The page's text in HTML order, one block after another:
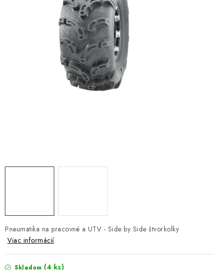
KRYTY PODVOZKU
NÁVLEKY TLMIČOV
NAVIJAKY COME UP WARN
ŠTVORKOLKY
NOVINKY
Pneumatika na pracovné a UTV - Side by Side štvorkolky
Viac informácií
Skladom (4 ks)